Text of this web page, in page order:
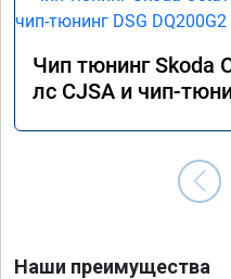
Чип тюнинг Skoda
лс CJSA и чип-
Наши преимущества